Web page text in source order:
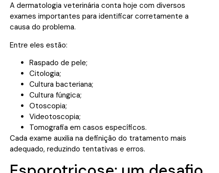
A dermatologia veterinária conta hoje com diversos
exames importantes para identificar corretamente a
causa do problema.
Entre eles estão:
Raspado de pele;
Citologia;
Cultura bacteriana;
Cultura fúngica;
Otoscopia;
Videotoscopia;
Tomografia em casos específicos.
Cada exame auxilia na definição do tratamento mais
adequado, reduzindo tentativas e erros.